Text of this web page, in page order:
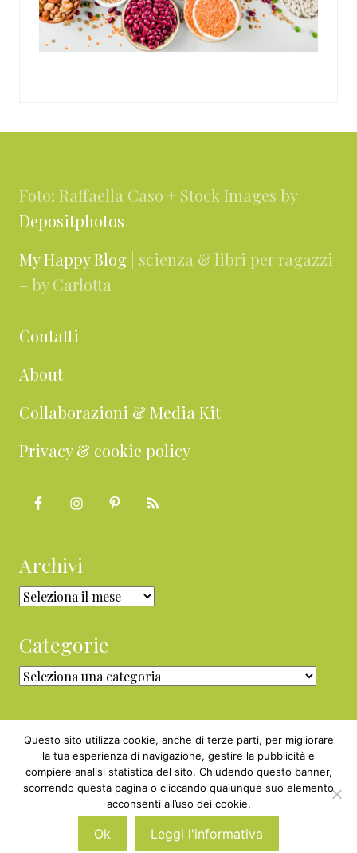
Foto: Raffaella Caso + Stock Images by
Depositphotos
My Happy Blog | scienza & libri per ragazzi
– by Carlotta
Contatti
About
Collaborazioni & Media Kit
Privacy & cookie policy
Archivi
Archivi
Categorie
Categorie
Copyright © 2010 - 2026 BabyGreen™ ·
P.IVA 05829800969 · Webmaster
Nexnova.net
Questo sito utilizza cookie, anche di terze parti, per migliorare
la tua esperienza di navigazione, gestire la pubblicità e
compiere analisi statistica del sito. Chiudendo questo banner,
scorrendo questa pagina o cliccando qualunque suo elemento
acconsenti all’uso dei cookie.
Ok Leggi l'informativa